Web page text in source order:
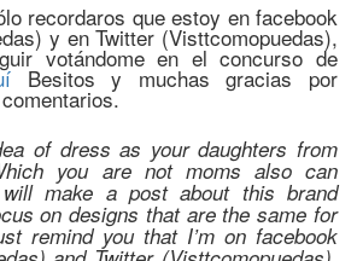
recordaros que estoy en facebook
y en Twitter (Visttcomopuedas),
votándome en el concurso de
Besitos y muchas gracias por
of ​​dress as your daughters from
you are not moms also can
make a post about this brand
on designs that are the same for
remind you that I’m on facebook